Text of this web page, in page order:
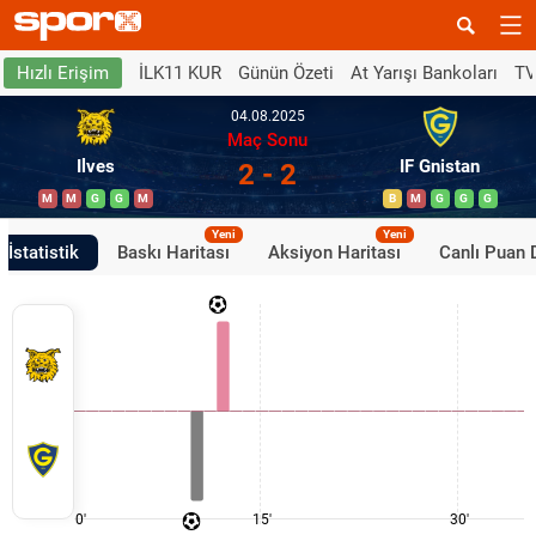
Hızlı Erişim İLK11 KUR Günün Özeti At Yarışı Bankoları
Ilves
M M G G M
04.08.2025
Maç Sonu
2 - 2 IF Gnistan
B M G G G
İstatistik Baskı Haritası
Yeni
Aksiyon Haritası
Yeni
Canlı Puan
0' 15' 30'